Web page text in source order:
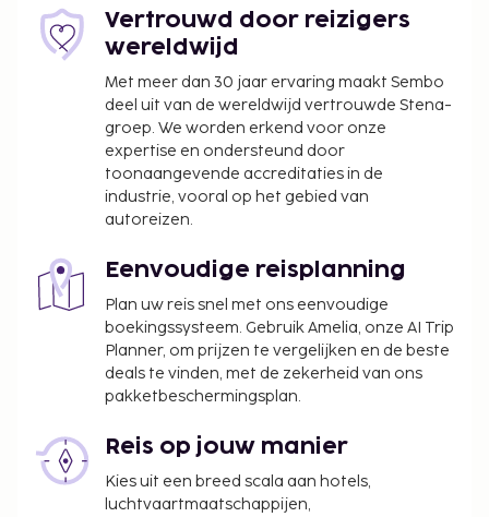
roomservice (beperkte tijden). Dagelijks kun je
tegen betaling genieten van een lekker ontbijt met
uur tot 11.00 uur. In overeenstemming met de lokale
wetgeving mogen alle bezoekers tijdens de Dag van
de Stilte (Nyepi) gedurende 24 uur (vanaf 06.00 uur)
de accommodatie niet verlaten. De Dag van de
Stilte valt normaal in maart of april (datums
wijzigen elk jaar). Op die dag kan er niet ingecheckt
(Internationale luchthaven van Bali) is op de Dag
van de Stilte ook gesloten.
Ontbijttoeslag voor het ontbijt met lokale
gerechten: ca. IDR 75000–100000 voor
volwassenen en ca. IDR 50000–75000 voor
kinderen
Toeslag voor babybed: IDR 150000.0 per nacht
Toeslag voor extra bed: IDR 450000.0 per nacht
Deze lijst is mogelijk niet volledig. Toeslagen en
Vertrouwd door reizigers
wereldwijd
Met meer dan 30 jaar ervaring maakt Sembo
deel uit van de wereldwijd vertrouwde Stena-
groep. We worden erkend voor onze
expertise en ondersteund door
toonaangevende accreditaties in de
industrie, vooral op het gebied van
autoreizen.
Eenvoudige reisplanning
Plan uw reis snel met ons eenvoudige
boekingssysteem. Gebruik Amelia, onze AI Trip
Planner, om prijzen te vergelijken en de beste
deals te vinden, met de zekerheid van ons
pakketbeschermingsplan.
Reis op jouw manier
Kies uit een breed scala aan hotels,
luchtvaartmaatschappijen,